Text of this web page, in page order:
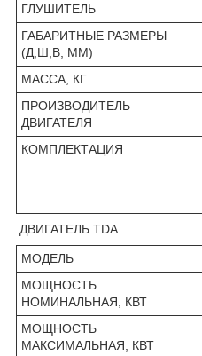
ГЛУШИТЕЛЬ
ГАБАРИТНЫЕ РАЗМЕРЫ
(Д;Ш;В; ММ)
МАССА, КГ
ПРОИЗВОДИТЕЛЬ
ДВИГАТЕЛЯ
КОМПЛЕКТАЦИЯ
ДВИГАТЕЛЬ TDA
МОДЕЛЬ
МОЩНОСТЬ
НОМИНАЛЬНАЯ, КВТ
МОЩНОСТЬ
МАКСИМАЛЬНАЯ, КВТ